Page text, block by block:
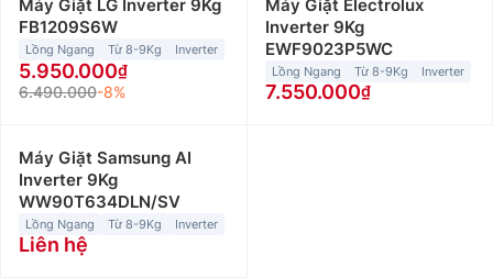
Máy Giặt LG Inverter 9Kg
FB1209S6W
Lồng Ngang Từ 8-9Kg Inverter
5.950.000
6.490.000-8%
Máy Giặt Electrolux
Inverter 9Kg
EWF9023P5WC
Lồng Ngang Từ 8-9Kg Inverter
7.550.000
Máy Giặt Samsung AI
Inverter 9Kg
WW90T634DLN/SV
Lồng Ngang Từ 8-9Kg Inverter
Liên hệ